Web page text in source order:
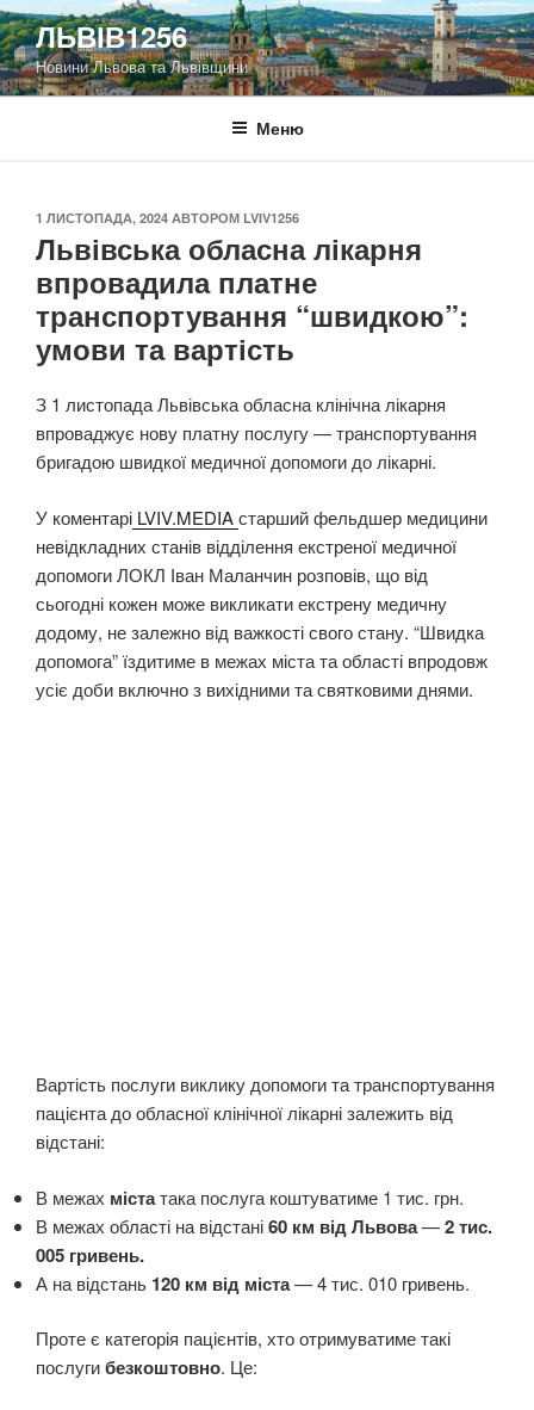
Перейти
до
вмісту
ЛЬВІВ1256
Новини Львова та Львівщини
Меню
ОПУБЛІКОВАНО
1 ЛИСТОПАДА, 2024 АВТОРОМ LVIV1256
Львівська обласна лікарня
впровадила платне
транспортування “швидкою”:
умови та вартість
З 1 листопада Львівська обласна клінічна лікарня
впроваджує нову платну послугу — транспортування
бригадою швидкої медичної допомоги до лікарні.
У коментарі LVIV.MEDIAстарший фельдшер медицини
невідкладних станів відділення екстреної медичної
допомоги ЛОКЛ Іван Маланчин розповів, що від
сьогодні кожен може викликати екстрену медичну
додому, не залежно від важкості свого стану. “Швидка
допомога” їздитиме в межах міста та області впродовж
усіє доби включно з вихідними та святковими днями.
Вартість послуги виклику допомоги та транспортування
пацієнта до обласної клінічної лікарні залежить від
відстані:
В межах містатака послуга коштуватиме 1 тис. грн.
В межах області на відстані60 км від Львова—2 тис.
005 гривень.
А на відстань 120 км від міста—4 тис. 010 гривень.
Проте є категорія пацієнтів, хто отримуватиме такі
послугибезкоштовно. Це: